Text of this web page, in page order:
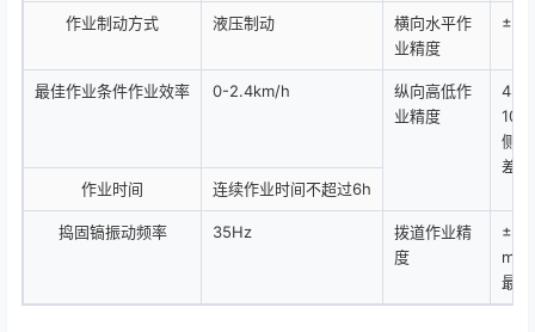
作业制动方式 液压制动
横向水平作
业精度
最佳作业条件作业效率 0-2.4km/h
纵向高低作
业精度
侧
差）
作业时间
连续作业时间不超过6h
捣固镐振动频率 35Hz
拨道作业精
度
m两
最